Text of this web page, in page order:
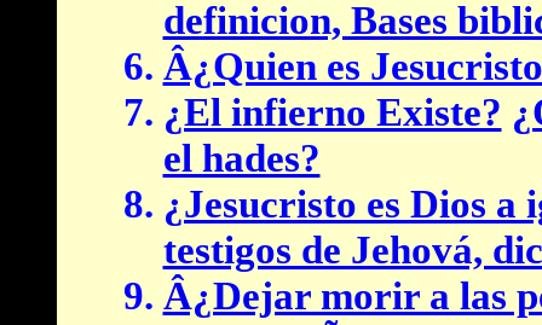
definicion, Bases
Â¿Quien es
¿El infierno Existe?
el hades?
¿Jesucristo es Dios a
testigos de Jehová,
Â¿Dejar morir a las